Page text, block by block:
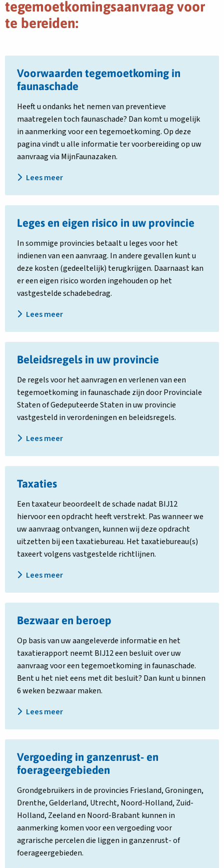
tegemoetkomingsaanvraag voor
te bereiden:
Voorwaarden tegemoetkoming in
faunaschade
Heeft u ondanks het nemen van preventieve
maatregelen toch faunaschade? Dan komt u mogelijk
in aanmerking voor een tegemoetkoming. Op deze
pagina vindt u alle informatie ter voorbereiding op uw
aanvraag via MijnFaunazaken.
Lees meer
meer
over
tegemoetkoming
faunaschade
Leges en eigen risico in uw provincie
In sommige provincies betaalt u leges voor het
indienen van een aanvraag. In andere gevallen kunt u
deze kosten (gedeeltelijk) terugkrijgen. Daarnaast kan
er een eigen risico worden ingehouden op het
vastgestelde schadebedrag.
Lees meer
meer
Leges
eigen
risico
provincie
Beleidsregels in uw provincie
De regels voor het aanvragen en verlenen van een
tegemoetkoming in faunaschade zijn door Provinciale
Staten of Gedeputeerde Staten in uw provincie
vastgesteld in verordeningen en beleidsregels.
Lees meer
meer
Beleidsregels
provincie
Taxaties
Een taxateur beoordeelt de schade nadat BIJ12
hiervoor een opdracht heeft verstrekt. Pas wanneer we
uw aanvraag ontvangen, kunnen wij deze opdracht
uitzetten bij een taxatiebureau. Het taxatiebureau(s)
taxeert volgens vastgestelde richtlijnen.
Lees meer
meer
Taxaties
Bezwaar en beroep
Op basis van uw aangeleverde informatie en het
taxatierapport neemt BIJ12 een besluit over uw
aanvraag voor een tegemoetkoming in faunaschade.
Bent u het niet eens met dit besluit? Dan kunt u binnen
6 weken bezwaar maken.
Lees meer
meer
Bezwaar
beroep
Vergoeding in ganzenrust- en
foerageergebieden
Grondgebruikers in de provincies Friesland, Groningen,
Drenthe, Gelderland, Utrecht, Noord-Holland, Zuid-
Holland, Zeeland en Noord-Brabant kunnen in
aanmerking komen voor een vergoeding voor
agrarische percelen die liggen in ganzenrust- of
foerageergebieden.
meer
over
ganzenrust-
foerageergebieden